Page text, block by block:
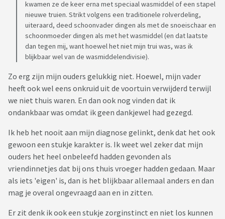
kwamen ze de keer erna met speciaal wasmiddel of een stapel
nieuwe truien. Strikt volgens een traditionele rolverdeling,
uiteraard, deed schoonvader dingen als met de snoeischaar en
schoonmoeder dingen als met het wasmiddel (en dat laatste
dan tegen mij, want hoewel het niet mijn trui was, was ik
blijkbaar wel van de wasmiddelendivisie).
Zo erg zijn mijn ouders gelukkig niet. Hoewel, mijn vader
heeft ook wel eens onkruid uit de voortuin verwijderd terwijl
we niet thuis waren. En dan ook nog vinden dat ik
ondankbaar was omdat ik geen dankjewel had gezegd.
Ik heb het nooit aan mijn diagnose gelinkt, denk dat het ook
gewoon een stukje karakter is. Ik weet wel zeker dat mijn
ouders het heel onbeleefd hadden gevonden als
vriendinnetjes dat bij ons thuis vroeger hadden gedaan. Maar
als iets 'eigen' is, dan is het blijkbaar allemaal anders en dan
mag je overal ongevraagd aan en in zitten.
Er zit denk ik ook een stukje zorginstinct en niet los kunnen